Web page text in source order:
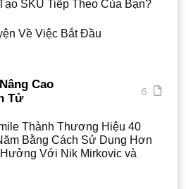
SKU Tiếp Theo Của Bạn?
Về Việc Bắt Đầu
Cao
Tử
6
Thành Thương Hiệu 40
Bằng Cách Sử Dụng Hơn
Với Nik Mirkovic và